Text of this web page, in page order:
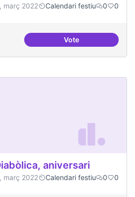
març 2022 Calendari festiu 0 0
VoteConvivim a
aniversari
març 2022 Calendari festiu 0 0